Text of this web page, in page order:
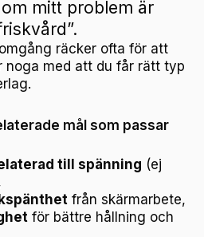
mitt problem är
räcker ofta för att
noga med att du får rätt typ
mål som passar
till spänning (ej
från skärmarbete,
för bättre hållning och